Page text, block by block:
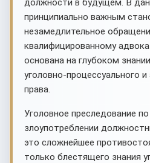
должности в будущем. В
принципиально важным
незамедлительное
квалифицированному
основана на глубоком
уголовно-процессуального
права.
Уголовное преследование
злоупотреблении
это сложнейшее
только блестящего знания